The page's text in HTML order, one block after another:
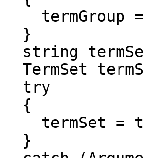
termGroup =
}
string
TermSet
try
{
termSet =
}